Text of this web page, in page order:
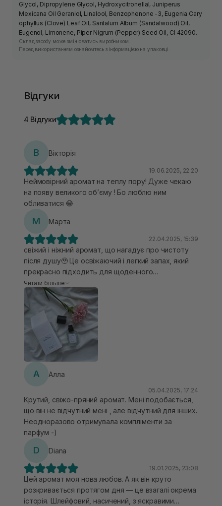
Glycol, Dipropylene Glycol, Hydroxycitronellal, Juniperus
Mexicana Oil Geraniol, Linalool, Benzophenone -3, Eugenia Cary
ophyllus (Clove) Leaf Oil, Santalum Album (Sandalwood) Oil,
Eugenol, Limonene, Piper Nigrum (Pepper) Seed Oil, Cl 42090.
Склад засобу може змінюватись виробником.
Перед використанням ознайомтесь з інформацією на упаковці.
Відгуки
4 Відгуки
В Вікторія
19.06.2025, 22:20
Неймовірний аромат на теплу пору! Дуже чекаю
на появу великого об’єму ! Бо люблю ним
обливатися 😂
М Марта
22.04.2025, 15:39
свіжий і ніжний аромат, що нагадує про чистоту
після душу🥹 Це освіжаючий і легкий запах, який
прекрасно підходить для щоденного
використання.. Основні ноти аромату включають
цитрусові, зелень, а також легкі квіткові або
деревні акорди, що створюють відчуття чистоти
і легкості 🤤 Парфуми не обтяжують і не надто
інтенсивні🫶🏻 Shower Time — це ідеальний вибір
для тих, хто шукає аромат, який не
перевантажує, а створює відчуття свіжості та
легкості протягом дня. Він підходить як для
роботи, так і для повсякденних зустрічей,
Читати більше
А Алла
05.04.2025, 17:24
Крутий, свіжо-пряний аромат. Мені подобається,
що він не відчутний мені , але відчутний для інших.
Неодноразово отримувала компліменти за
парфум -)
D Diana
19.01.2025, 23:08
Цей аромат моя нова любов. А як він круто
розкривається протягом дня — це взагалі окрема
історія. Шлейфовий, насичений, з яскравими